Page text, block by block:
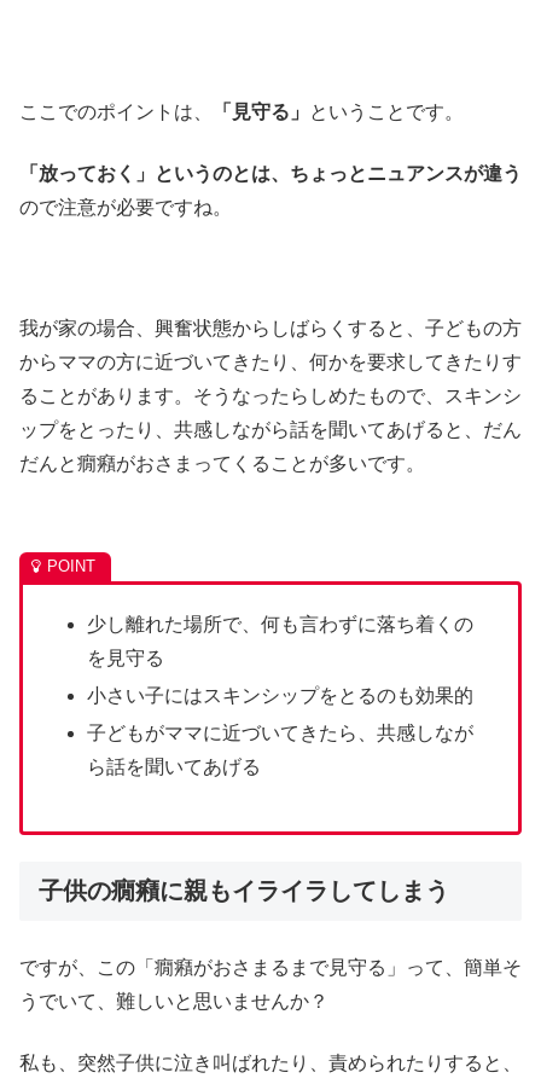
ここでのポイントは、 「見守る」 ということです。
「放っておく」というのとは、ちょっとニュアンスが違う
ので注意が必要ですね。
我が家の場合、興奮状態からしばらくすると、子どもの方
からママの方に近づいてきたり、何かを要求してきたりす
ることがあります。そうなったらしめたもので、スキンシ
ップをとったり、共感しながら話を聞いてあげると、だん
だんと癇癪がおさまってくることが多いです。
少し離れた場所で、何も言わずに落ち着くの
を見守る
小さい子にはスキンシップをとるのも効果的
子どもがママに近づいてきたら、共感しなが
ら話を聞いてあげる
子供の癇癪に親もイライラしてしまう
ですが、この「癇癪がおさまるまで見守る」って、簡単そ
うでいて、難しいと思いませんか？
私も、突然子供に泣き叫ばれたり、責められたりすると、